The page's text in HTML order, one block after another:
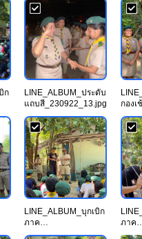
ก
LINE_ALBUM_ประดับ
แถบสี_230922_13.jpg
กองเ
LINE_ALBUM_บุกเบิก
ภาค
ทฤษฎี_230922_10.jp
ภาค
ทฤษฎี